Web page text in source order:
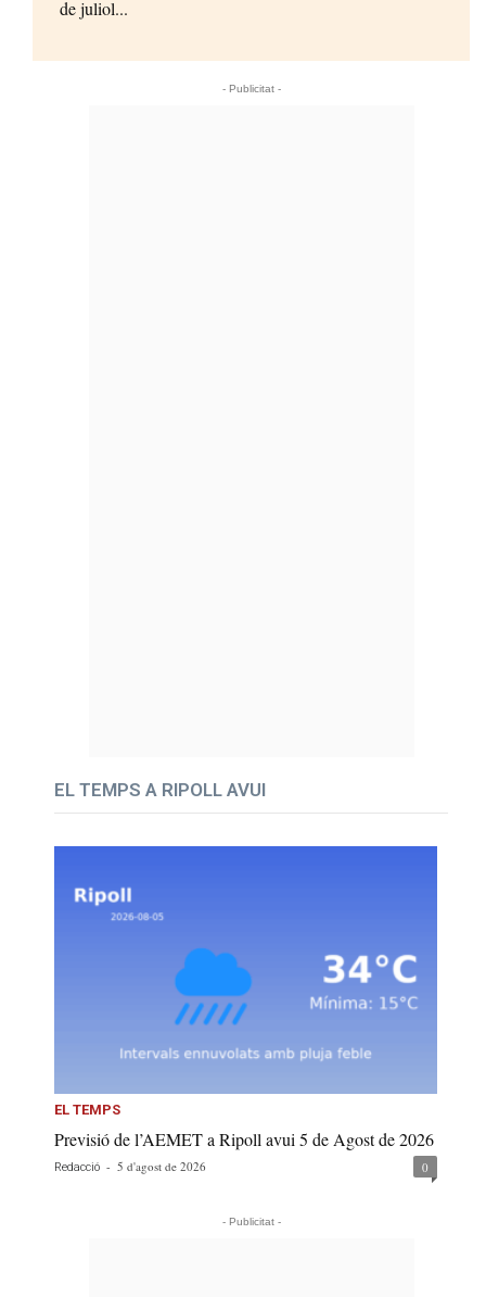
de juliol...
- Publicitat -
EL TEMPS A RIPOLL AVUI
EL TEMPS
Previsió de l’AEMET a Ripoll avui 5 de Agost de 2026
Redacció - 5 d'agost de 2026 0
- Publicitat -